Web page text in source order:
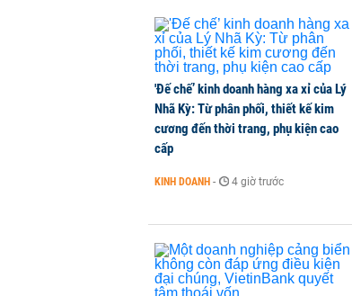
Đề xuất dự án bất động
NHÀ ĐẤT - 1 phút trước
Thị trường thường ‘phất
CHỨNG KHOÁN
Giá xăng dầu đồng loạt
'Đế chế’ kinh doanh hàng xa xỉ của Lý
Nhã Kỳ: Từ phân phối, thiết kế kim
cương đến thời trang, phụ kiện cao
cấp
KINH DOANH - 4 giờ trước